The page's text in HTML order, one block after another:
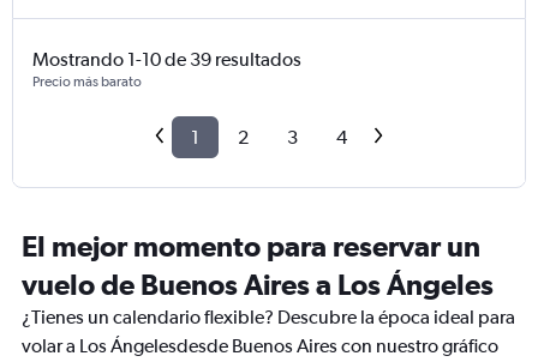
Mostrando 1-10 de 39 resultados
Precio más barato
1 2 3 4
El mejor momento para reservar un
vuelo de Buenos Aires a Los Ángeles
¿Tienes un calendario flexible? Descubre la época ideal para
volar a Los Ángelesdesde Buenos Aires con nuestro gráfico